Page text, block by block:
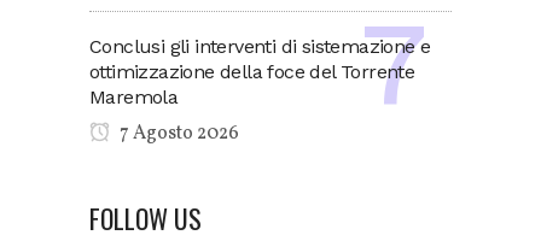
Conclusi gli interventi di sistemazione e
ottimizzazione della foce del Torrente
Maremola
7 Agosto 2026
FOLLOW US